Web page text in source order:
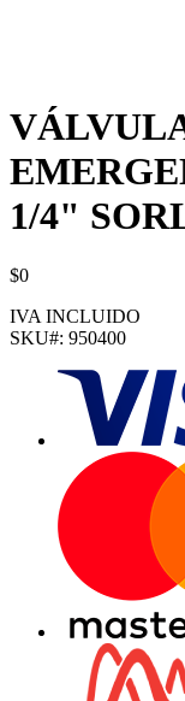
1/4"
$0
IVA INCLUIDO
SKU#: 950400